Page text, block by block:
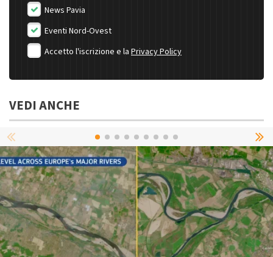
News Pavia
Eventi Nord-Ovest
Accetto l'iscrizione e la Privacy Policy
VEDI ANCHE